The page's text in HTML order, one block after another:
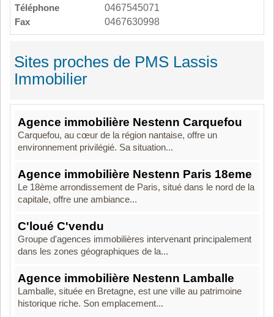
Téléphone
0467545071
Fax
0467630998
Sites proches de PMS Lassis
Immobilier
Agence immobilière Nestenn Carquefou
Carquefou, au cœur de la région nantaise, offre un
environnement privilégié. Sa situation...
Agence immobilière Nestenn Paris 18eme
Le 18ème arrondissement de Paris, situé dans le nord de la
capitale, offre une ambiance...
C'loué C'vendu
Groupe d'agences immobilières intervenant principalement
dans les zones géographiques de la...
Agence immobilière Nestenn Lamballe
Lamballe, située en Bretagne, est une ville au patrimoine
historique riche. Son emplacement...